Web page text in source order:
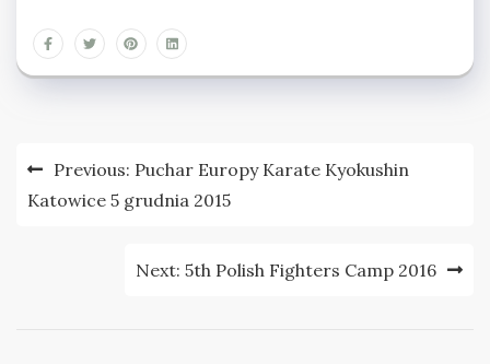
Nawigacja
wpisu
Previous: Puchar Europy Karate Kyokushin
Katowice 5 grudnia 2015
Next: 5th Polish Fighters Camp 2016